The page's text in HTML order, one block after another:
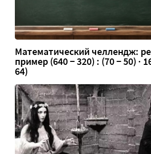
Математический челлендж:
пример (640 − 320) : (70 − 50) ·
64)